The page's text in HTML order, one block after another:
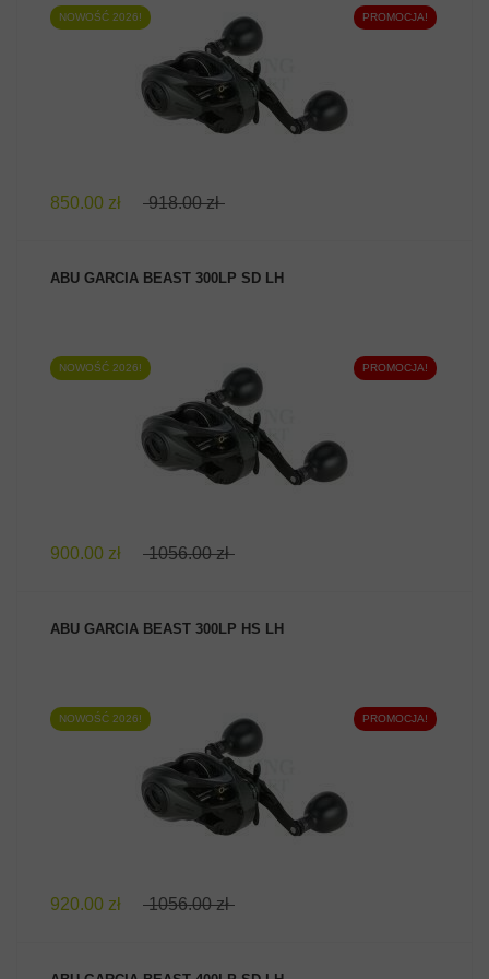
ZOBACZ PRODUKT
NOWOŚĆ 2026! PROMOCJA!
850.00 zł 918.00 zł
ABU GARCIA BEAST 300LP SD LH
ZOBACZ PRODUKT
NOWOŚĆ 2026! PROMOCJA!
900.00 zł 1056.00 zł
ABU GARCIA BEAST 300LP HS LH
ZOBACZ PRODUKT
NOWOŚĆ 2026! PROMOCJA!
920.00 zł 1056.00 zł